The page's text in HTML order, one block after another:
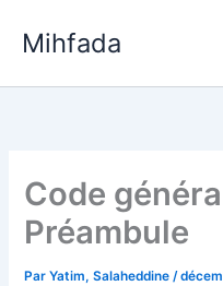
Mihfada
Code
Préambule
ParYatim, Salaheddine/